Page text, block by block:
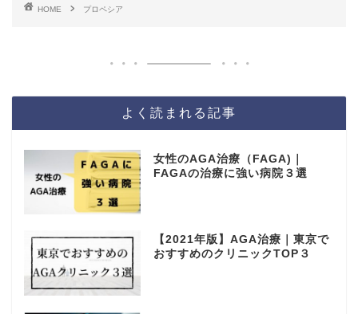
HOME プロペシア
よく読まれる記事
女性のAGA治療（FAGA)｜
FAGAの治療に強い病院３選
【2021年版】AGA治療｜東京で
おすすめのクリニックTOP３